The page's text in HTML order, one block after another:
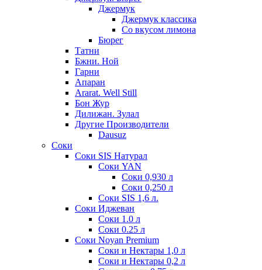
Джермук
Джермук классика
Со вкусом лимона
Бюрег
Татни
Бжни. Ной
Гарни
Апаран
Ararat. Well Still
Бон Жур
Дилижан. Зулал
Другие Производители
Dausuz
Соки
Соки SIS Натурал
Соки YAN
Соки 0,930 л
Соки 0,250 л
Соки SIS 1,6 л.
Соки Иджеван
Соки 1.0 л
Соки 0.25 л
Соки Noyan Premium
Соки и Нектары 1,0 л
Соки и Нектары 0,2 л